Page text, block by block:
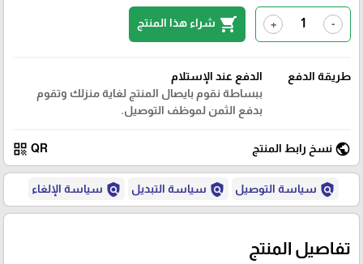
-
+
shopping_cart شراء هذا المنتج
طريقة الدفع
الدفع عند الإستلام
ببساطة نقوم بايصال المنتج لغاية منزلك وتقوم
بدفع الثمن لموظف التوصيل.
public نسخ رابط المنتج QR
qr_code
policy سياسة التوصيل policy سياسة التبديل policy سياسة الإلغاء
تفاصيل المنتج